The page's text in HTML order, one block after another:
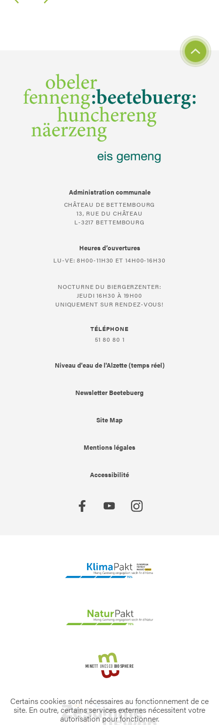
Administration communale
CHÂTEAU DE BETTEMBOURG
13, RUE DU CHÂTEAU
L-3217 BETTEMBOURG
Heures d’ouvertures
LU-VE: 8H00-11H30 ET 14H00-16H30
NOCTURNE DU BIERGERZENTER:
JEUDI 16H30 À 19H00
UNIQUEMENT SUR RENDEZ-VOUS!
TÉLÉPHONE
51 80 80 1
Niveau d'eau de l'Alzette (temps réel)
Newsletter Beetebuerg
Site Map
Mentions légales
Accessibilité
Certains cookies sont nécessaires au fonctionnement de ce
site. En outre, certains services externes nécessitent votre
autorisation pour fonctionner.